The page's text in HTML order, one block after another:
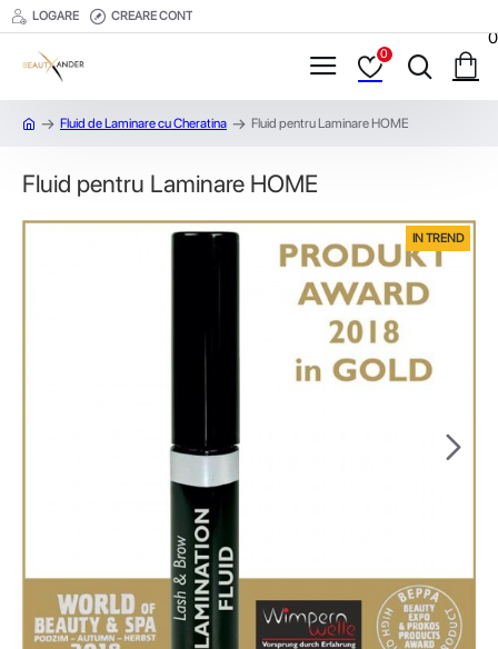
LOGARE CREARE CONT
0
0
Fluid de Laminare cu Cheratina Fluid pentru Laminare HOME
Fluid pentru Laminare HOME
IN TREND